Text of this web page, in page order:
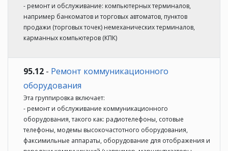
- ремонт и обслуживание: компьютерных терминалов,
например банкоматов и торговых автоматов, пунктов
продажи (торговых точек) немеханических терминалов,
карманных компьютеров (КПК)
95.12 - Ремонт коммуникационного
оборудования
Эта группировка включает:
- ремонт и обслуживание коммуникационного
оборудования, такого как: радиотелефоны, сотовые
телефоны, модемы высокочастотного оборудования,
факсимильные аппараты, оборудование для отображения и